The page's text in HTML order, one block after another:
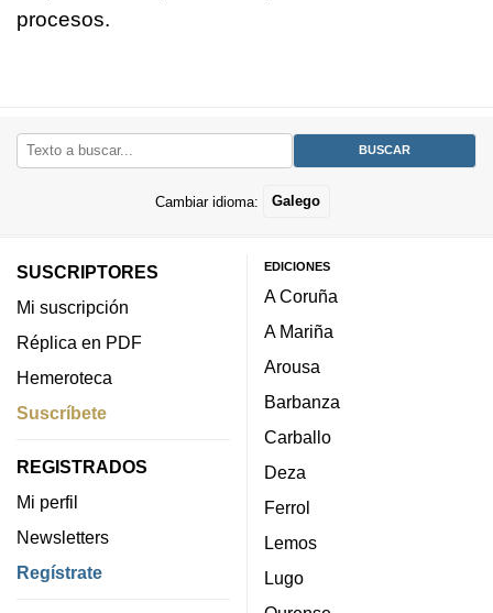
procesos.
Cambiar idioma: Galego
SUSCRIPTORES
Mi suscripción
Réplica en PDF
Hemeroteca
Suscríbete
REGISTRADOS
Mi perfil
Newsletters
Regístrate
EDICIONES
A Coruña
A Mariña
Arousa
Barbanza
Carballo
Deza
Ferrol
Lemos
Lugo